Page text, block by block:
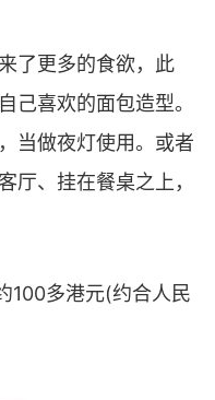
更多的食欲，此
己喜欢的面包造型。
当做夜灯使用。或者
厅、挂在餐桌之上，
多港元(约合人民